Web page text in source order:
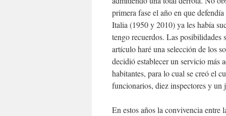
primera fase el año en que
Italia (1950 y 2010) ya les había
tengo recuerdos. Las posibilidades
artículo haré una selección de los
decidió establecer un servicio más
habitantes, para lo cual se creó el
funcionarios, diez inspectores y un
En estos años la convivencia entre